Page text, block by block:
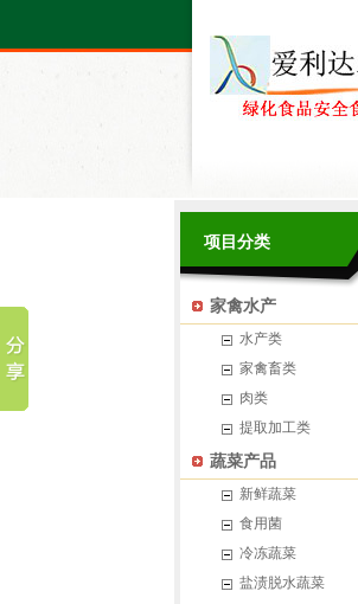
项目分类
家禽水产
水产类
家禽畜类
肉类
提取加工类
蔬菜产品
新鲜蔬菜
食用菌
冷冻蔬菜
盐渍脱水蔬菜